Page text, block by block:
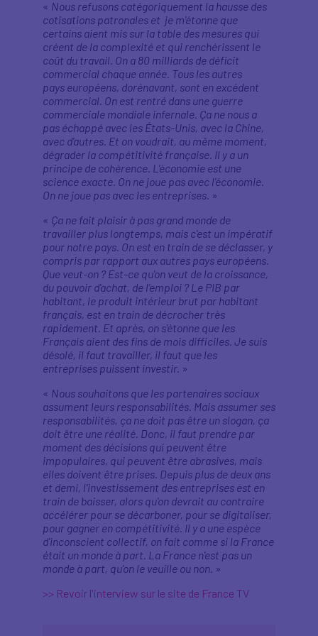
« Nous refusons catégoriquement la hausse des
cotisations patronales et je m'étonne que
certains aient mis sur la table des mesures qui
créent de la complexité et qui renchérissent le
coût du travail. On a 80 milliards de déficit
commercial chaque année. Tous les autres
pays européens, dorénavant, sont en excédent
commercial. On est rentré dans une guerre
commerciale mondiale infernale. Ça ne nous a
pas échappé avec les États-Unis, avec la Chine,
avec d'autres. Et on voudrait, au même moment,
dégrader la compétitivité française. Il y a un
principe de cohérence. L'économie est une
science exacte. On ne joue pas avec l'économie.
On ne joue pas avec les entreprises. »
« Ça ne fait plaisir à pas grand monde de
travailler plus longtemps, mais c'est un impératif
pour notre pays. On est en train de se déclasser, y
compris par rapport aux autres pays européens.
Que veut-on ? Est-ce qu'on veut de la croissance,
du pouvoir d'achat, de l'emploi ? Le PIB par
habitant, le produit intérieur brut par habitant
français, est en train de décrocher très
rapidement. Et après, on s'étonne que les
Français aient des fins de mois difficiles. Je suis
désolé, il faut travailler, il faut que les
entreprises puissent investir. »
« Nous souhaitons que les partenaires sociaux
assument leurs responsabilités. Mais assumer ses
responsabilités, ça ne doit pas être un slogan, ça
doit être une réalité. Donc, il faut prendre par
moment des décisions qui peuvent être
impopulaires, qui peuvent être abrasives, mais
elles doivent être prises. Depuis plus de deux ans
et demi, l'investissement des entreprises est en
train de baisser, alors qu'on devrait au contraire
accélérer pour se décarboner, pour se digitaliser,
pour gagner en compétitivité. Il y a une espèce
d'inconscient collectif, on fait comme si la France
était un monde à part. La France n'est pas un
monde à part, qu'on le veuille ou non. »
>> Revoir l'interview sur le site de France TV